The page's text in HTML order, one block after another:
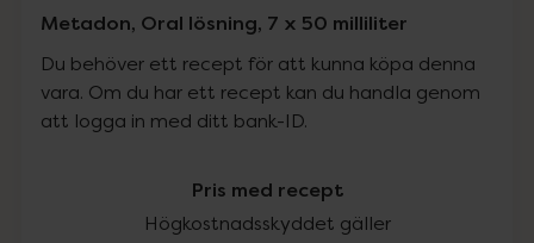
Metadon, Oral lösning, 7 x 50 milliliter
Du behöver ett recept för att kunna köpa denna
vara. Om du har ett recept kan du handla genom
att logga in med ditt bank-ID.
Pris med recept
Högkostnadsskyddet gäller